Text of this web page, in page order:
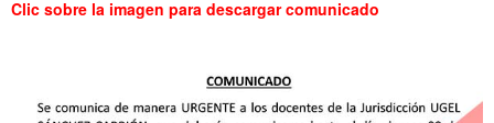
Clic sobre la imagen para descargar comunicado